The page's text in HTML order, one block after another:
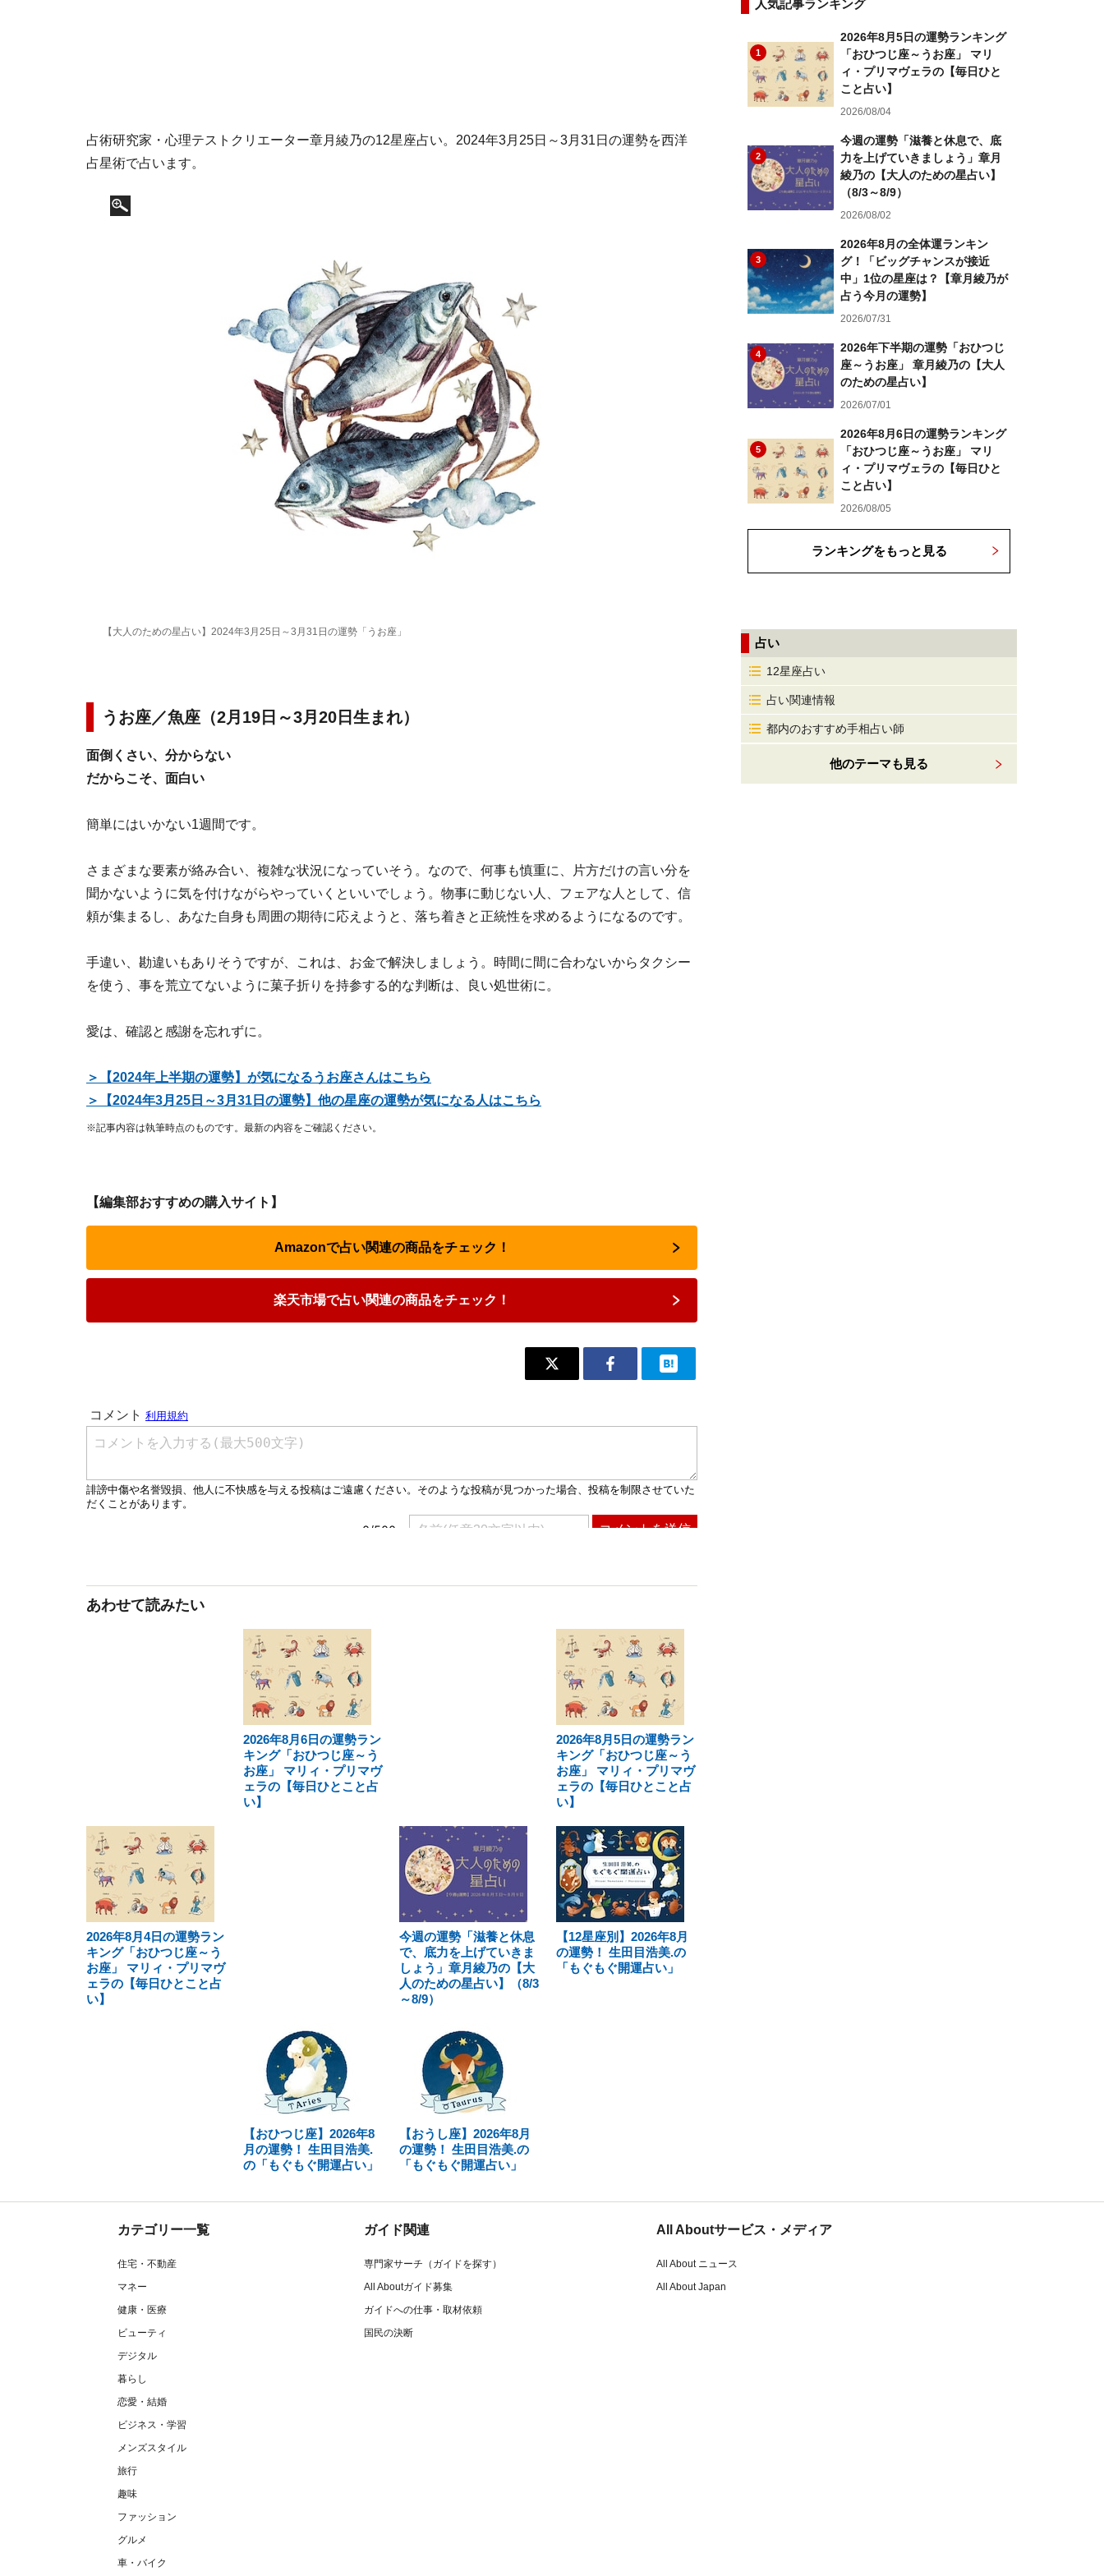
占術研究家・心理テストクリエーター章月綾乃の12星座占い。2024年3月25日～3月31日の運勢を西洋
占星術で占います。
【大人のための星占い】2024年3月25日～3月31日の運勢「うお座」
うお座／魚座（2月19日～3月20日生まれ）
面倒くさい、分からない
だからこそ、面白い
簡単にはいかない1週間です。
さまざまな要素が絡み合い、複雑な状況になっていそう。なので、何事も慎重に、片方だけの言い分を
聞かないように気を付けながらやっていくといいでしょう。物事に動じない人、フェアな人として、信
頼が集まるし、あなた自身も周囲の期待に応えようと、落ち着きと正統性を求めるようになるのです。
手違い、勘違いもありそうですが、これは、お金で解決しましょう。時間に間に合わないからタクシー
を使う、事を荒立てないように菓子折りを持参する的な判断は、良い処世術に。
愛は、確認と感謝を忘れずに。
＞【2024年上半期の運勢】が気になるうお座さんはこちら
＞【2024年3月25日～3月31日の運勢】他の星座の運勢が気になる人はこちら
※記事内容は執筆時点のものです。最新の内容をご確認ください。
【編集部おすすめの購入サイト】
Amazonで占い関連の商品をチェック！
楽天市場で占い関連の商品をチェック！
あわせて読みたい
2026年8月6日の運勢ラン
キング「おひつじ座～う
お座」 マリィ・プリマヴ
ェラの【毎日ひとこと占
い】
2026年8月5日の運勢ラン
キング「おひつじ座～う
お座」 マリィ・プリマヴ
ェラの【毎日ひとこと占
い】
2026年8月4日の運勢ラン
キング「おひつじ座～う
お座」 マリィ・プリマヴ
ェラの【毎日ひとこと占
い】
今週の運勢「滋養と休息
で、底力を上げていきま
しょう」章月綾乃の【大
人のための星占い】（8/3
～8/9）
【12星座別】2026年8月
の運勢！ 生田目浩美.の
「もぐもぐ開運占い」
【おひつじ座】2026年8
月の運勢！ 生田目浩美.
の「もぐもぐ開運占い」
【おうし座】2026年8月
の運勢！ 生田目浩美.の
「もぐもぐ開運占い」
人気記事ランキング
1
2026年8月5日の運勢ランキング
「おひつじ座～うお座」 マリ
ィ・プリマヴェラの【毎日ひと
こと占い】
2026/08/04
2
今週の運勢「滋養と休息で、底
力を上げていきましょう」章月
綾乃の【大人のための星占い】
（8/3～8/9）
2026/08/02
3
2026年8月の全体運ランキン
グ！「ビッグチャンスが接近
中」1位の星座は？【章月綾乃が
占う今月の運勢】
2026/07/31
4
2026年下半期の運勢「おひつじ
座～うお座」 章月綾乃の【大人
のための星占い】
2026/07/01
5
2026年8月6日の運勢ランキング
「おひつじ座～うお座」 マリ
ィ・プリマヴェラの【毎日ひと
こと占い】
2026/08/05
ランキングをもっと見る
占い
12星座占い
占い関連情報
都内のおすすめ手相占い師
他のテーマも見る
カテゴリー一覧
住宅・不動産
マネー
健康・医療
ビューティ
デジタル
暮らし
恋愛・結婚
ビジネス・学習
メンズスタイル
旅行
趣味
ファッション
グルメ
車・バイク
ガイド関連
専門家サーチ（ガイドを探す）
All Aboutガイド募集
ガイドへの仕事・取材依頼
国民の決断
All Aboutサービス・メディア
All About ニュース
All About Japan